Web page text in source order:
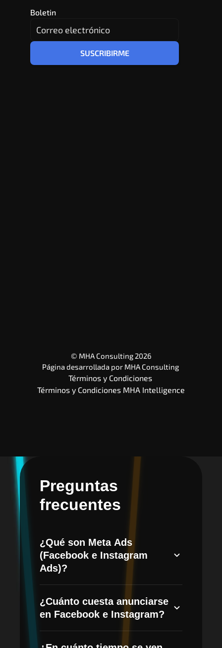
Preguntas
frecuentes
¿Qué son Meta Ads
(Facebook e Instagram
Ads)?
Meta para mostrar anuncios en
Facebook, Instagram, Messenger y
¿Cuánto cuesta anunciarse
en Facebook e Instagram?
Boletin
© MHA Consulting 2026
Página desarrollada por MHA Consulting
Términos y Condiciones MHA Intelligence
Términos y Condiciones